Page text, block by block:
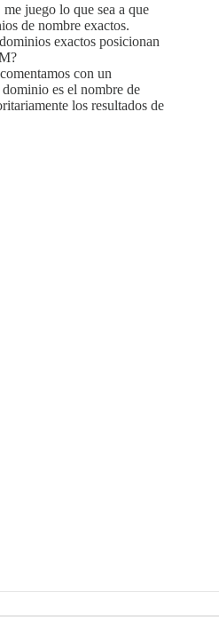
juego lo que sea a que
de nombre exactos.
exactos posicionan
con un
es el nombre de
los resultados de